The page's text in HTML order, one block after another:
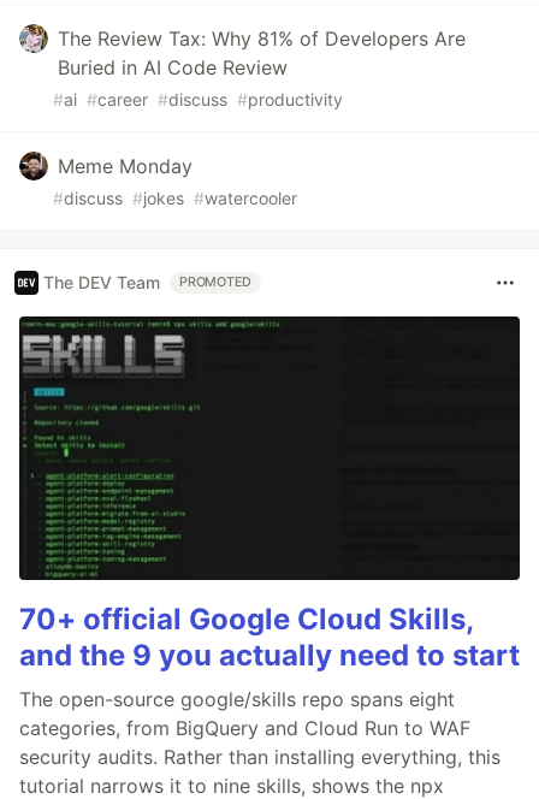
The Review Tax: Why 81% of Developers Are
Buried in AI Code Review
#ai #career #discuss #productivity
Meme Monday
#discuss #jokes #watercooler
The DEV Team PROMOTED
70+ official Google Cloud Skills,
and the 9 you actually need to start
The open-source google/skills repo spans eight
categories, from BigQuery and Cloud Run to WAF
security audits. Rather than installing everything, this
tutorial narrows it to nine skills, shows the npx